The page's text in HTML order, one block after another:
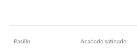
Pasillo Acabado satinado